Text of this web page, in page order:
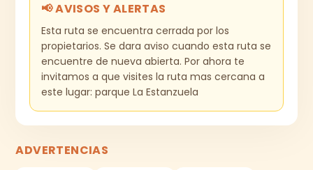
📢 AVISOS Y ALERTAS
Esta ruta se encuentra cerrada por los
propietarios. Se dara aviso cuando esta ruta se
encuentre de nueva abierta. Por ahora te
invitamos a que visites la ruta mas cercana a
este lugar: parque La Estanzuela
ADVERTENCIAS